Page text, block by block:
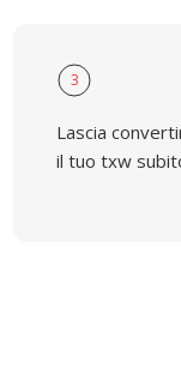
3
Lascia
il tuo txw